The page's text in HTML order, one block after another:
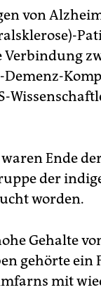
von
Verbindung
Ende
der
worden.
Gehalte
gehörte ein
mit